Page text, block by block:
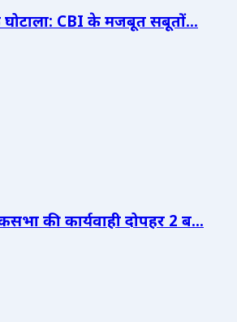
CBI के मजबूत सबूतों...
की कार्यवाही दोपहर 2 ब...